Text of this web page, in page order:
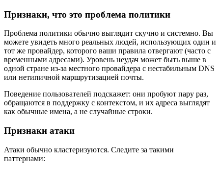
Признаки, что это проблема политики
Проблема политики обычно выглядит скучно и системно. Вы
можете увидеть много реальных людей, использующих один и
тот же провайдер, которого ваши правила отвергают (часто с
временными адресами). Уровень неудач может быть выше в
одной стране из-за местного провайдера с нестабильным DNS
или нетипичной маршрутизацией почты.
Поведение пользователей подскажет: они пробуют пару раз,
обращаются в поддержку с контекстом, и их адреса выглядят
как обычные имена, а не случайные строки.
Признаки атаки
Атаки обычно кластеризуются. Следите за такими
паттернами: